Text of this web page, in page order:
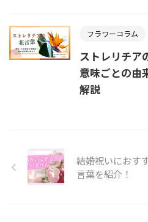
フラワーコラム
ストレリチア
意味ごとの由
解説
結婚祝いにおす
言葉を紹介！